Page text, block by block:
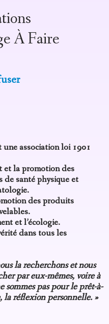
À Faire
association loi 1901
et la promotion des
de santé physique et
des produits
et l’écologie.
dans tous les
la recherchons et nous
par eux-mêmes, voire à
pas pour le prêt-à-
la réflexion personnelle. »